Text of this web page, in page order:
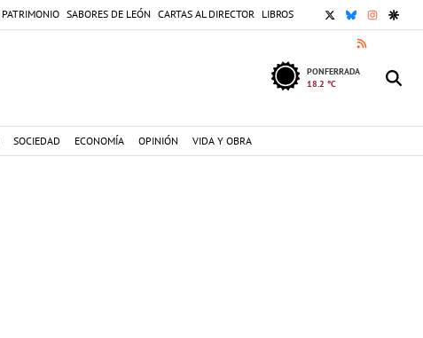
PATRIMONIO SABORES DE LEÓN CARTAS AL DIRECTOR LIBROS X BLUESKY
RSS
PONFERRADA
18.2 °C
SOCIEDAD ECONOMÍA OPINIÓN VIDA Y OBRA